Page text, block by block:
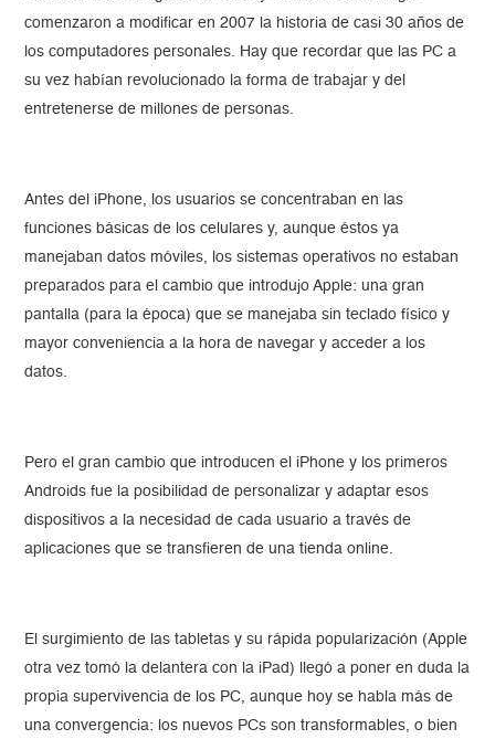
comenzaron a modificar en 2007 la historia de casi 30 años de
los computadores personales. Hay que recordar que las PC a
su vez habían revolucionado la forma de trabajar y del
entretenerse de millones de personas.
Antes del iPhone, los usuarios se concentraban en las
funciones básicas de los celulares y, aunque éstos ya
manejaban datos móviles, los sistemas operativos no estaban
preparados para el cambio que introdujo Apple: una gran
pantalla (para la época) que se manejaba sin teclado físico y
mayor conveniencia a la hora de navegar y acceder a los
datos.
Pero el gran cambio que introducen el iPhone y los primeros
Androids fue la posibilidad de personalizar y adaptar esos
dispositivos a la necesidad de cada usuario a través de
aplicaciones que se transfieren de una tienda online.
El surgimiento de las tabletas y su rápida popularización (Apple
otra vez tomó la delantera con la iPad) llegó a poner en duda la
propia supervivencia de los PC, aunque hoy se habla más de
una convergencia: los nuevos PCs son transformables, o bien